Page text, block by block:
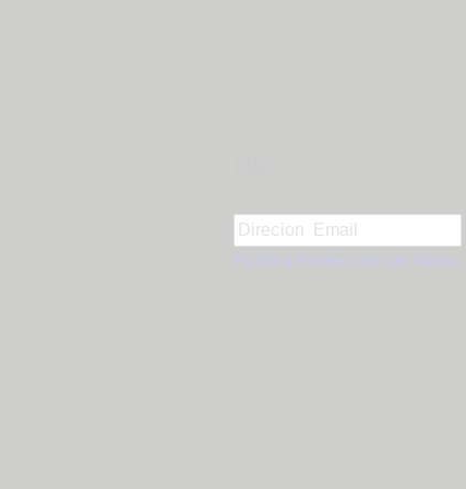
Politica Protección de datos